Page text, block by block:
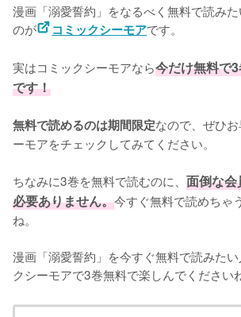
漫画「溺愛誓約」をなるべく無料で読み
のが
コミックシーモアです。
実はコミックシーモアなら今だけ無料で
です！
無料で読めるのは期間限定なので、ぜひ
ーモアをチェックしてみてください。
ちなみに3巻を無料で読むのに、 面倒な
必要ありません。今すぐ無料で読めちゃ
ね。
漫画「溺愛誓約」を今すぐ無料で読みた
クシーモアで3巻無料で楽しんでください